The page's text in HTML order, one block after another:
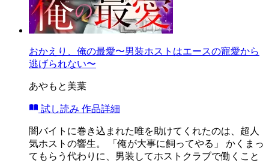
おかえり、俺の最愛〜男装ホストはエースの寵愛から
逃げられない〜
あやもと美葉
試し読み 作品詳細
闇バイトに巻き込まれた唯を助けてくれたのは、超人
気ホストの響生。 「俺が大事に飼ってやる」 かくまっ
てもらう代わりに、男装してホストクラブで働くこと